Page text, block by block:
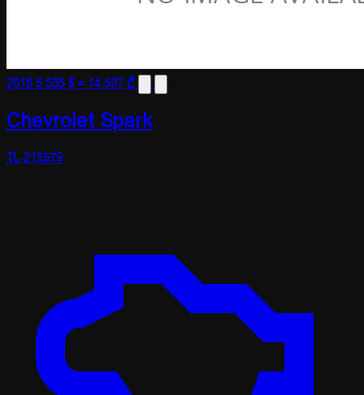
20165 535 $≈ 14 507 ₾
Chevrolet Spark
TL-213579